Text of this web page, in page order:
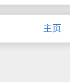
主页